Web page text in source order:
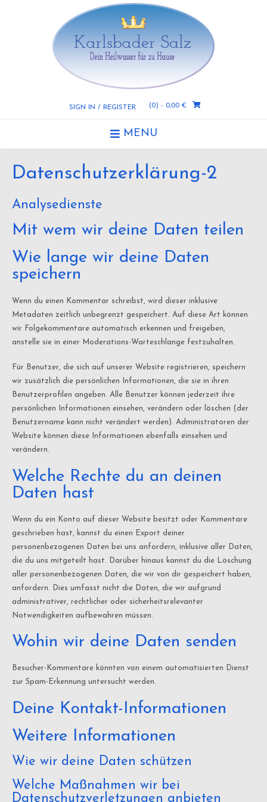
SIGN IN / REGISTER (0) - 0,00 €
MENU
Datenschutzerklärung-2
Analysedienste
Mit wem wir deine Daten teilen
Wie lange wir deine Daten
speichern
Wenn du einen Kommentar schreibst, wird dieser inklusive
Metadaten zeitlich unbegrenzt gespeichert. Auf diese Art können
wir Folgekommentare automatisch erkennen und freigeben,
anstelle sie in einer Moderations-Warteschlange festzuhalten.
Für Benutzer, die sich auf unserer Website registrieren, speichern
wir zusätzlich die persönlichen Informationen, die sie in ihren
Benutzerprofilen angeben. Alle Benutzer können jederzeit ihre
persönlichen Informationen einsehen, verändern oder löschen (der
Benutzername kann nicht verändert werden). Administratoren der
Website können diese Informationen ebenfalls einsehen und
verändern.
Welche Rechte du an deinen
Daten hast
Wenn du ein Konto auf dieser Website besitzt oder Kommentare
geschrieben hast, kannst du einen Export deiner
personenbezogenen Daten bei uns anfordern, inklusive aller Daten,
die du uns mitgeteilt hast. Darüber hinaus kannst du die Löschung
aller personenbezogenen Daten, die wir von dir gespeichert haben,
anfordern. Dies umfasst nicht die Daten, die wir aufgrund
administrativer, rechtlicher oder sicherheitsrelevanter
Notwendigkeiten aufbewahren müssen.
Wohin wir deine Daten senden
Besucher-Kommentare könnten von einem automatisierten Dienst
zur Spam-Erkennung untersucht werden.
Deine Kontakt-Informationen
Weitere Informationen
Wie wir deine Daten schützen
Welche Maßnahmen wir bei
Datenschutzverletzungen anbieten